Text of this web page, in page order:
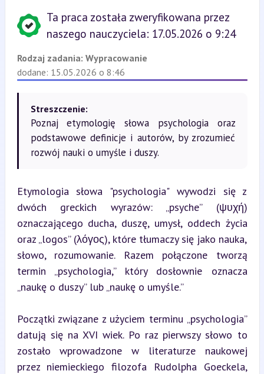
Ta praca została zweryfikowana przez
naszego nauczyciela: 17.05.2026 o 9:24
Rodzaj zadania: Wypracowanie
dodane: 15.05.2026 o 8:46
Streszczenie:
Poznaj etymologię słowa psychologia oraz
podstawowe definicje i autorów, by zrozumieć
rozwój nauki o umyśle i duszy.
Etymologia słowa "psychologia" wywodzi się z
dwóch greckich wyrazów: „psyche” (ψυχή)
oznaczającego ducha, duszę, umysł, oddech życia
oraz „logos” (λόγος), które tłumaczy się jako nauka,
słowo, rozumowanie. Razem połączone tworzą
termin „psychologia,” który dosłownie oznacza
„naukę o duszy” lub „naukę o umyśle.”
Początki związane z użyciem terminu „psychologia”
datują się na XVI wiek. Po raz pierwszy słowo to
zostało wprowadzone w literaturze naukowej
przez niemieckiego filozofa Rudolpha Goeckela,